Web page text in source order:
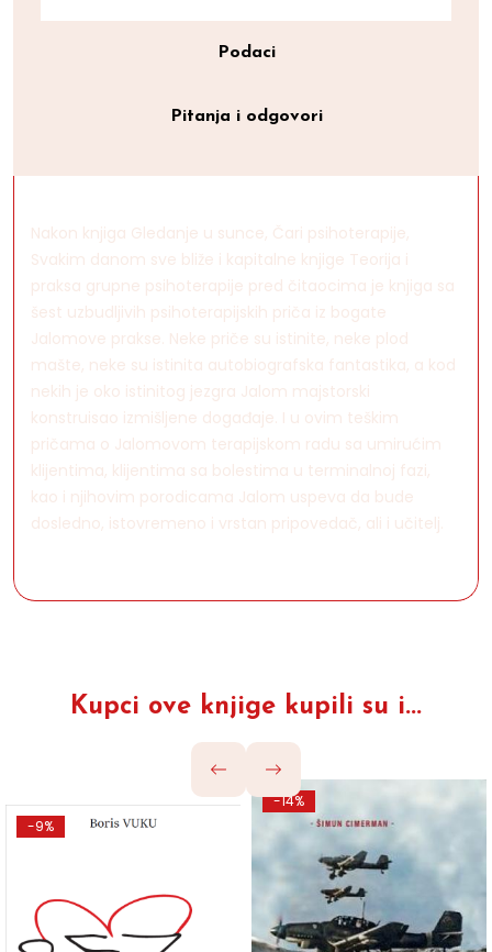
Podaci
Pitanja i odgovori
Nakon knjiga Gledanje u sunce, Čari psihoterapije,
Svakim danom sve bliže i kapitalne knjige Teorija i
praksa grupne psihoterapije pred čitaocima je knjiga sa
šest uzbudljivih psihoterapijskih priča iz bogate
Jalomove prakse. Neke priče su istinite, neke plod
mašte, neke su istinita autobiografska fantastika, a kod
nekih je oko istinitog jezgra Jalom majstorski
konstruisao izmišljene događaje. I u ovim teškim
pričama o Jalomovom terapijskom radu sa umirućim
klijentima, klijentima sa bolestima u terminalnoj fazi,
kao i njihovim porodicama Jalom uspeva da bude
dosledno, istovremeno i vrstan pripovedač, ali i učitelj.
Kupci ove knjige kupili su i...
-9%
-14%